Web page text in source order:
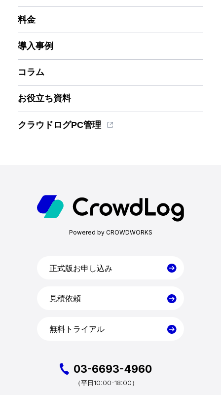
機能一覧
目的・活用シーン
料金
導入事例
コラム
お役立ち資料
料金
導入事例
コラム
お役立ち資料
クラウドログPC管理
Powered by CROWDWORKS
正式版お申し込み
見積依頼
無料トライアル
03-6693-4960
（平日10:00-18:00）